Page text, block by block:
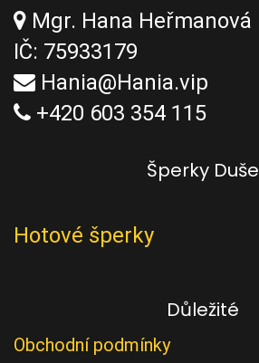
Mgr. Hana Heřmanová
IČ: 75933179
Hania@Hania.vip
+420 603 354 115
Šperky Duše
Hotové šperky
Důležité
Obchodní podmínky